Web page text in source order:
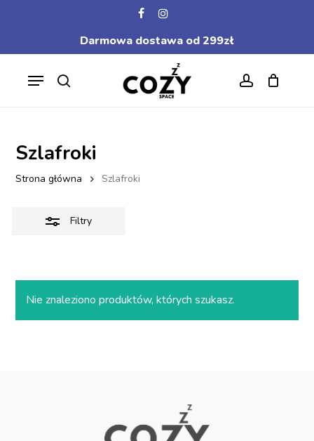
facebookinstagram
Darmowa dostawa od 299zł
search account
Menu
Szlafroki
Strona główna Szlafroki
Filtry
Nie znaleziono produktów, których szukasz.